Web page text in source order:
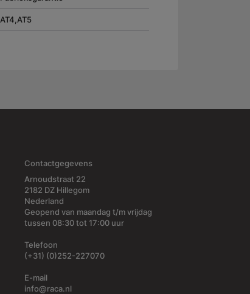
AT4,AT5
Contactgegevens
Arnoudstraat 22
2182 DZ Hillegom
Nederland
Geopend van maandag t/m vrijdag
tussen 08:30 tot 17:00 uur
Telefoon
(+31) (0)252-227070
E-mail
info@raca.nl